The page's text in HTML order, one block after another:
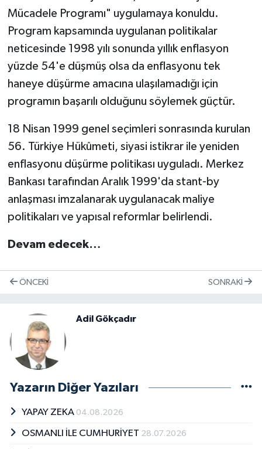
Mücadele Programı" uygulamaya konuldu.
Program kapsamında uygulanan politikalar
neticesinde 1998 yılı sonunda yıllık enflasyon
yüzde 54'e düşmüş olsa da enflasyonu tek
haneye düşürme amacına ulaşılamadığı için
programın başarılı olduğunu söylemek güçtür.
18 Nisan 1999 genel seçimleri sonrasında kurulan
56. Türkiye Hükûmeti, siyasi istikrar ile yeniden
enflasyonu düşürme politikası uyguladı. Merkez
Bankası tarafından Aralık 1999'da stant-by
anlaşması imzalanarak uygulanacak maliye
politikaları ve yapısal reformlar belirlendi.
Devam edecek…
ÖNCEKI SONRAKI
Adil Gökçadır
Yazarın Diğer Yazıları
YAPAY ZEKA 04.08.2026
OSMANLI İLE CUMHURİYET 28.07.2026